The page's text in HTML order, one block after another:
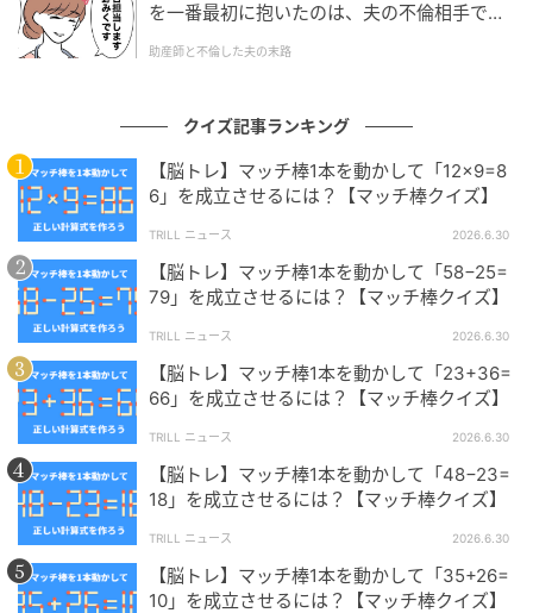
※ご紹介した方法の他に、複数解が存在する場合があ
ります。
問題制作：株式会社 キュービック（
株式会社キュービックは、 さまざまな場面でご利用い
ただけるクイズ問題のご提供、クイズイベントの構築
を主な業務とする日本初の「クイズの総合商社」で
す。クイズに関することなら何でもお気軽にご相談く
ださい。
【脳トレ】初級編『マッチ棒クイズ』問題まとめ→あ
なたはすぐにひらめけるかな？
【脳トレ】初級編『マッチ棒クイズ』問題まとめ
→あなたはすぐにひらめけるかな？
を一番最初に抱いたのは、夫の不倫相手でし
助産師と不倫した夫の末路
クイズ記事ランキング
【脳トレ】マッチ棒1本を動かして「12×9=8
6」を成立させるには？【マッチ棒クイズ】
TRILL ニュース 2026.6.30
【脳トレ】マッチ棒1本を動かして「58−25=
79」を成立させるには？【マッチ棒クイズ】
TRILL ニュース 2026.6.30
【脳トレ】マッチ棒1本を動かして「23+36=
66」を成立させるには？【マッチ棒クイズ】
TRILL ニュース 2026.6.30
【脳トレ】マッチ棒1本を動かして「48−23=
18」を成立させるには？【マッチ棒クイズ】
TRILL ニュース 2026.6.30
【脳トレ】マッチ棒1本を動かして「35+26=
10」を成立させるには？【マッチ棒クイズ】